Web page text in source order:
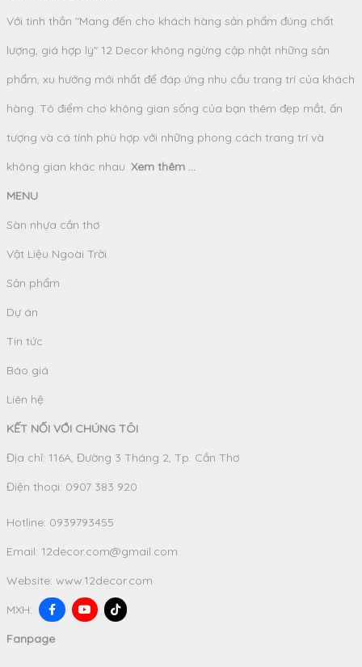
Với tinh thần "Mang đến cho khách hàng sản phẩm đúng chất
lượng, giá hợp lý" 12 Decor không ngừng cập nhật những sản
phẩm, xu hướng mới nhất để đáp ứng nhu cầu trang trí của khách
hàng. Tô điểm cho không gian sống của bạn thêm đẹp mắt, ấn
tượng và cá tính phù hợp với những phong cách trang trí và
không gian khác nhau. Xem thêm ...
MENU
Sàn nhựa cần thơ
Vật Liệu Ngoài Trời
Sản phẩm
Dự án
Tin tức
Báo giá
Liên hệ
KẾT NỐI VỚI CHÚNG TÔI
Địa chỉ: 116A, Đường 3 Tháng 2, Tp. Cần Thơ
Điện thoại: 0907 383 920
Hotline: 0939793455
Email: 12decor.com@gmail.com
Website: www.12decor.com
MXH:
Fanpage